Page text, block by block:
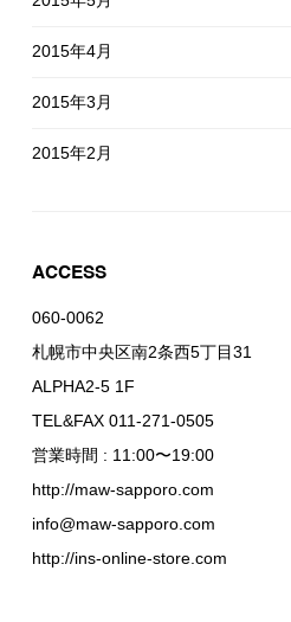
2015年4月
2015年3月
2015年2月
ACCESS
060-0062
札幌市中央区南2条西5丁目31
ALPHA2-5 1F
TEL&FAX 011-271-0505
営業時間 : 11:00〜19:00
http://maw-sapporo.com
info@maw-sapporo.com
http://ins-online-store.com